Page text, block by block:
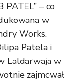
PATEL” – co
w
Works.
Patela i
Laldarwaja w
zajmował